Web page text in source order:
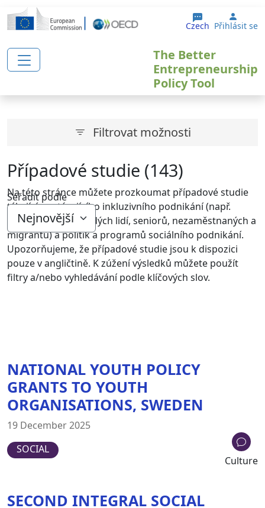
Přejít k hlavnímu obsahu
Czech User
Přihlásit se
The Better
Entrepreneurship
Policy Tool
Filtrovat možnosti
Seřadit podle
Případové studie (143)
Na této stránce můžete prozkoumat případové studie
týkající se stávajícího inkluzivního podnikání (např.
podnikání žen, mladých lidí, seniorů, nezaměstnaných a
migrantů) a politik a programů sociálního podnikání.
Upozorňujeme, že případové studie jsou k dispozici
pouze v angličtině. K zúžení výsledků můžete použít
filtry a/nebo vyhledávání podle klíčových slov.
NATIONAL YOUTH POLICY
GRANTS TO YOUTH
ORGANISATIONS, SWEDEN
19 December 2025
SOCIAL
Culture
SECOND INTEGRAL SOCIAL